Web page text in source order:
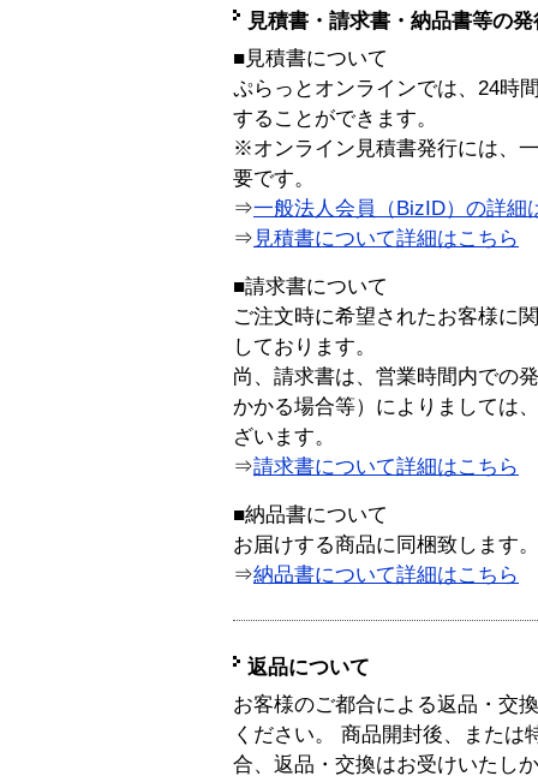
見積書・請求書・納品書等の
■見積書について
ぷらっとオンラインでは、24時
することができます。
※オンライン見積書発行には、
要です。
⇒一般法人会員（BizID）の詳細
⇒ 見積書について詳細はこちら
■請求書について
ご注文時に希望されたお客様に
しております。
尚、請求書は、営業時間内での
かかる場合等）によりましては
ざいます。
⇒請求書について詳細はこちら
■納品書について
お届けする商品に同梱致します。
⇒納品書について詳細はこちら
返品について
お客様のご都合による返品・交
ください。 商品開封後、または
合、返品・交換はお受けいたし